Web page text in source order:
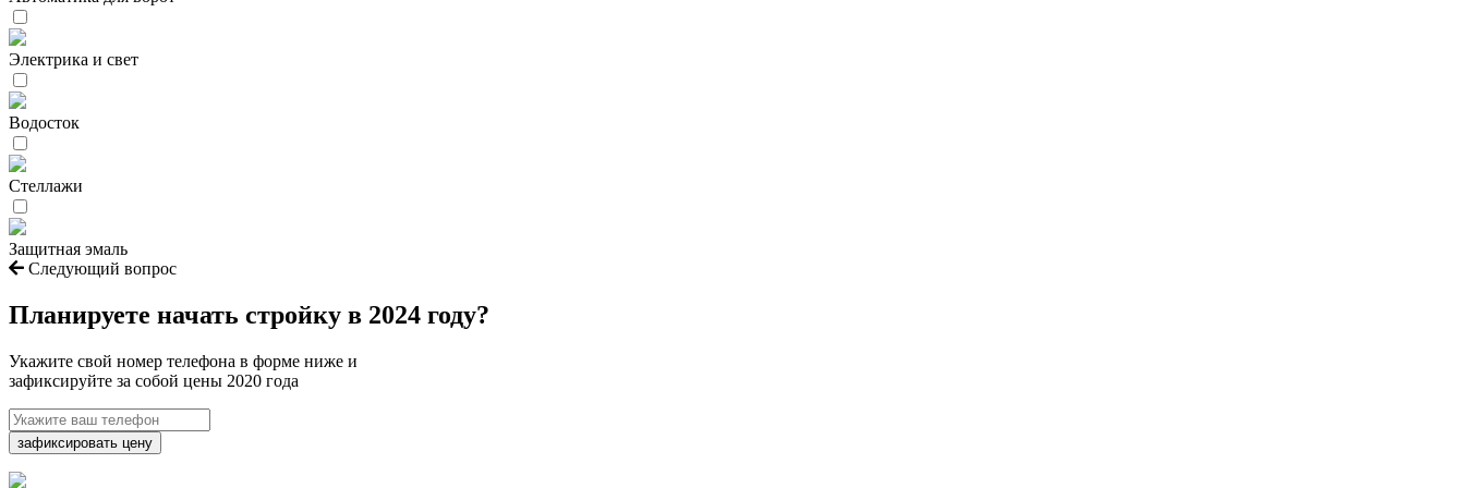
Электрика и свет
Водосток
Стеллажи
Защитная эмаль
Следующий вопрос
Планируете начать стройку в 2024 году?
Укажите свой номер телефона в форме ниже и
зафиксируйте за собой цены 2020 года
зафиксировать цену